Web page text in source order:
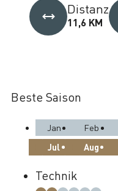
Distanz
11,6 KM
Beste Saison
Jan Feb
Jul
Aug
Technik